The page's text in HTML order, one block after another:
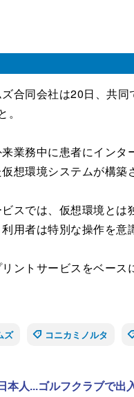
合同会社は20日、共
業務中に患者にイン
想環境システムが構築
スでは、仮想環境と
用者は特別な操作を
ントサービスをベー
ズ コニカミノルタ
本人...ゴルフクラブで出